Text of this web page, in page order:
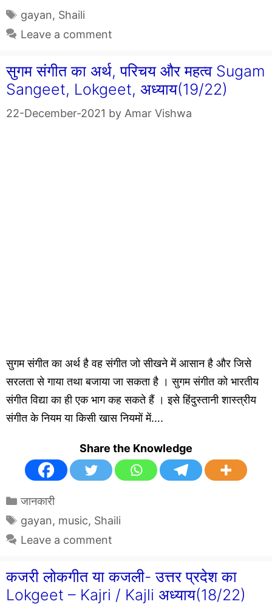
Tags
gayan, Shaili
Leave a comment
सुगम संगीत का अर्थ, परिचय और महत्व Sugam
Sangeet, Lokgeet, अध्याय(19/22)
22-December-2021 by Amar Vishwa
सुगम संगीत का अर्थ है वह संगीत जो सीखने में आसान है और जिसे
सरलता से गाया तथा बजाया जा सकता है । सुगम संगीत को भारतीय
संगीत विद्या का ही एक भाग कह सकते हैं । इसे हिंदुस्तानी शास्त्रीय
संगीत के नियम या किसी खास नियमों में….
Share the Knowledge
Categories
जानकारी
Tags
gayan, music, Shaili
Leave a comment
कजरी लोकगीत या कजली- उत्तर प्रदेश का
Lokgeet – Kajri / Kajli अध्याय(18/22)